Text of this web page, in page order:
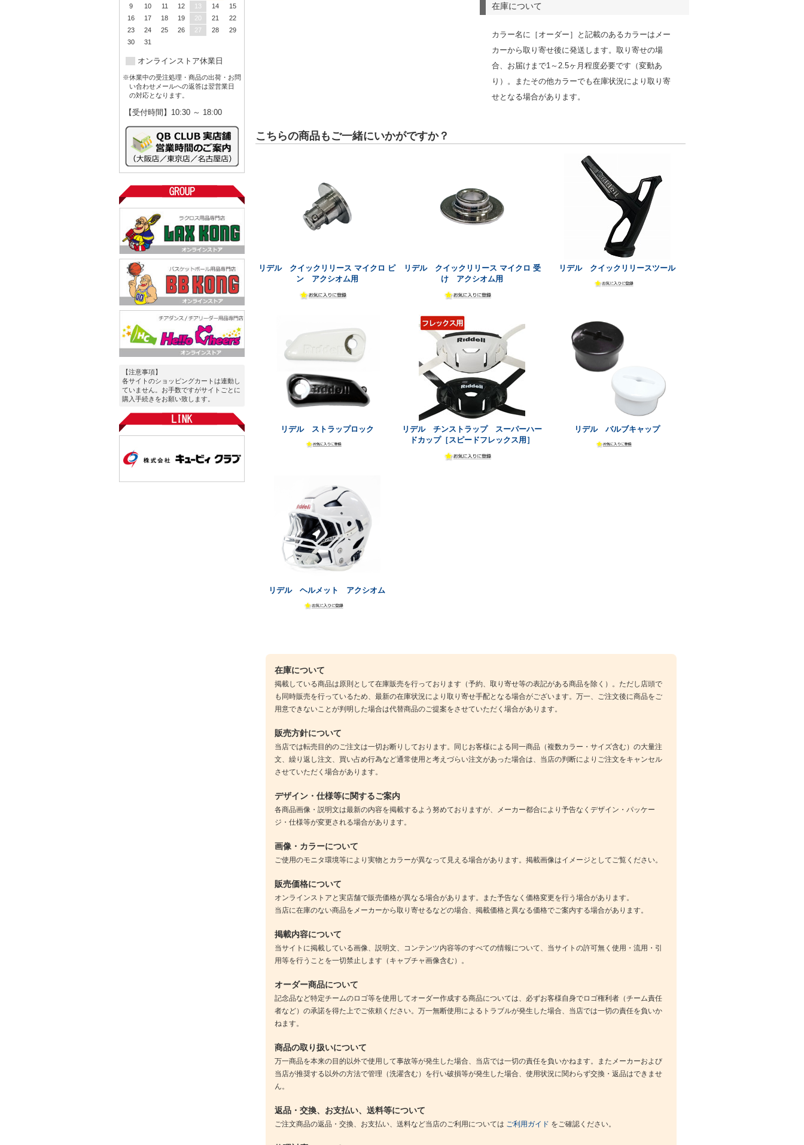
9
10 11 12 13 14
15
16
17 18 19 20 21
22
23
24 25 26 27 28
29
30
31
オンラインストア休業日
※休業中の受注処理・商品の出荷・お問
い合わせメールへの返答は翌営業日
の対応となります。
【受付時間】10:30 ～ 18:00
【注意事項】
各サイトのショッピングカートは連動し
ていません。お手数ですがサイトごとに
購入手続きをお願い致します。
在庫について
カラー名に［オーダー］と記載のあるカラーはメー
カーから取り寄せ後に発送します。取り寄せの場
合、お届けまで1～2.5ヶ月程度必要です（変動あ
り）。またその他カラーでも在庫状況により取り寄
せとなる場合があります。
こちらの商品もご一緒にいかがですか？
リデル クイックリリース マイクロ ピ
ン アクシオム用
リデル クイックリリース マイクロ 受
け アクシオム用
リデル クイックリリースツール
リデル ストラップロック
リデル チンストラップ スーパーハー
ドカップ［スピードフレックス用］
リデル バルブキャップ
リデル ヘルメット アクシオム
在庫について
掲載している商品は原則として在庫販売を行っております（予約、取り寄せ等の表記がある商品を除く）。ただし店頭で
も同時販売を行っているため、最新の在庫状況により取り寄せ手配となる場合がございます。万一、ご注文後に商品をご
用意できないことが判明した場合は代替商品のご提案をさせていただく場合があります。
販売方針について
当店では転売目的のご注文は一切お断りしております。同じお客様による同一商品（複数カラー・サイズ含む）の大量注
文、繰り返し注文、買い占め行為など通常使用と考えづらい注文があった場合は、当店の判断によりご注文をキャンセル
させていただく場合があります。
デザイン・仕様等に関するご案内
各商品画像・説明文は最新の内容を掲載するよう努めておりますが、メーカー都合により予告なくデザイン・パッケー
ジ・仕様等が変更される場合があります。
画像・カラーについて
ご使用のモニタ環境等により実物とカラーが異なって見える場合があります。掲載画像はイメージとしてご覧ください。
販売価格について
オンラインストアと実店舗で販売価格が異なる場合があります。また予告なく価格変更を行う場合があります。
当店に在庫のない商品をメーカーから取り寄せるなどの場合、掲載価格と異なる価格でご案内する場合があります。
掲載内容について
当サイトに掲載している画像、説明文、コンテンツ内容等のすべての情報について、当サイトの許可無く使用・流用・引
用等を行うことを一切禁止します（キャプチャ画像含む）。
オーダー商品について
記念品など特定チームのロゴ等を使用してオーダー作成する商品については、必ずお客様自身でロゴ権利者（チーム責任
者など）の承諾を得た上でご依頼ください。万一無断使用によるトラブルが発生した場合、当店では一切の責任を負いか
ねます。
商品の取り扱いについて
万一商品を本来の目的以外で使用して事故等が発生した場合、当店では一切の責任を負いかねます。またメーカーおよび
当店が推奨する以外の方法で管理（洗濯含む）を行い破損等が発生した場合、使用状況に関わらず交換・返品はできませ
ん。
返品・交換、お支払い、送料等について
ご注文商品の返品・交換、お支払い、送料など当店のご利用については ご利用ガイド をご確認ください。